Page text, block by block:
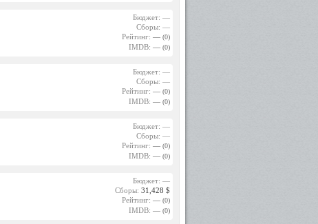
Бюджет: —
Сборы: —
Рейтинг: — (0)
IMDB: — (0)
Бюджет: —
Сборы: —
Рейтинг: — (0)
IMDB: — (0)
Бюджет: —
Сборы: —
Рейтинг: — (0)
IMDB: — (0)
Бюджет: —
Сборы: 31,428 $
Рейтинг: — (0)
IMDB: — (0)